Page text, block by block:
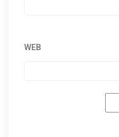
WEB